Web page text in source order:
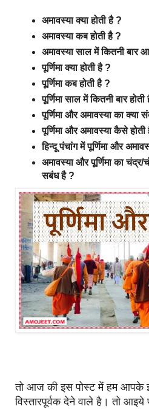
अमावस्या क्या होती है ?
अमावस्या कब होती है ?
अमावस्या साल में कितनी बार
पूर्णिमा क्या होती है ?
पूर्णिमा कब होती है ?
पूर्णिमा साल में कितनी बार होती
पूर्णिमा और अमावस्या का क्या
पूर्णिमा और अमावस्या कैसे होती
हिन्दू पंचांग में पूर्णिमा और
अमावस्या और पूर्णिमा का
सबंध है ?
तो आज की इस पोस्ट में हम आपके
विस्तारपूर्वक देने वाले है। तो